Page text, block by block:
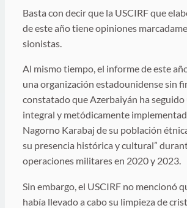
Basta con decir que la USCIRF que
de este año tiene opiniones
sionistas.
Al mismo tiempo, el informe de este
una organización estadounidense sin
constatado que Azerbaiyán ha seguido
integral y metódicamente
Nagorno Karabaj de su población
su presencia histórica y cultural”
operaciones militares en 2020 y 2023.
Sin embargo, el USCIRF no mencionó
había llevado a cabo su limpieza de